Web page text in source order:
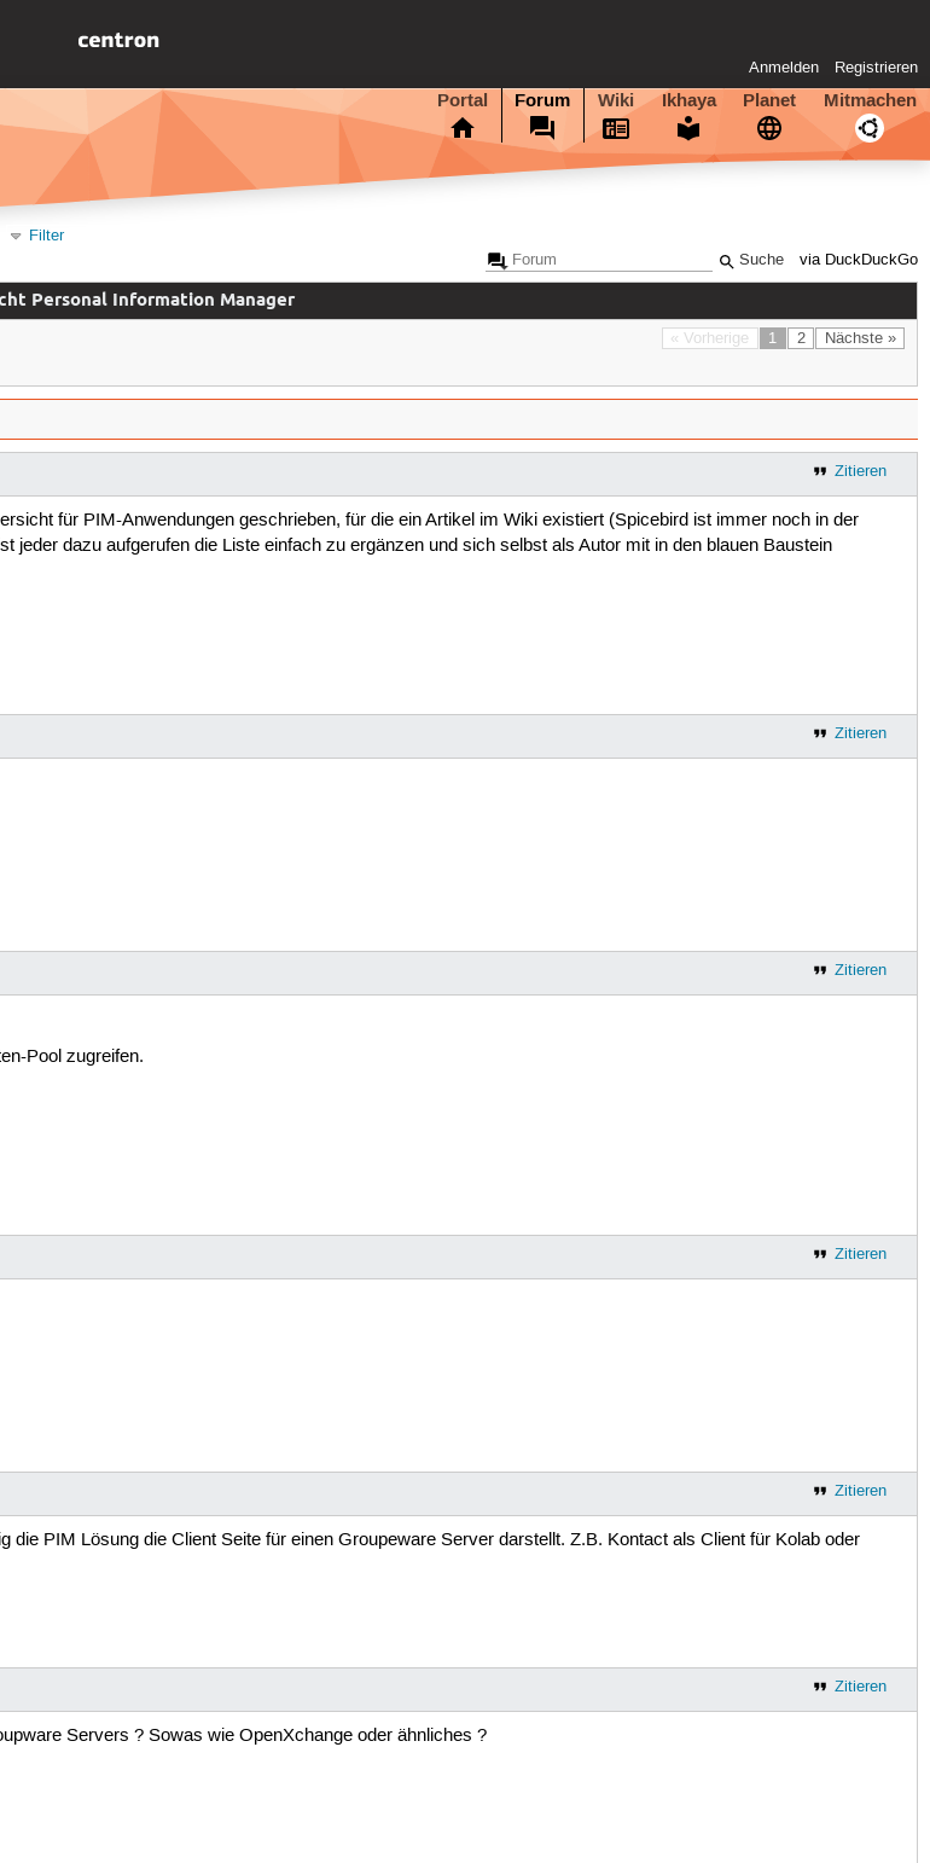
Anmelden Registrieren
Portal Forum Wiki Ikhaya Planet Mitmachen
via DuckDuckGo
Filter
Personal Information Manager
« Vorherige 1 2 Nächste »
Zitieren
für PIM-Anwendungen geschrieben, für die ein Artikel im Wiki existiert (Spicebird ist immer noch in der
jeder dazu aufgerufen die Liste einfach zu ergänzen und sich selbst als Autor mit in den blauen Baustein
Zitieren
Zitieren
Pool zugreifen.
Zitieren
Zitieren
PIM Lösung die Client Seite für einen Groupeware Server darstellt. Z.B. Kontact als Client für Kolab oder
Zitieren
Servers ? Sowas wie OpenXchange oder ähnliches ?